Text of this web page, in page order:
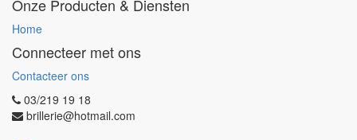
Onze Producten & Diensten
Home
Connecteer met ons
Contacteer ons
03/219 19 18
brillerie@hotmail.com